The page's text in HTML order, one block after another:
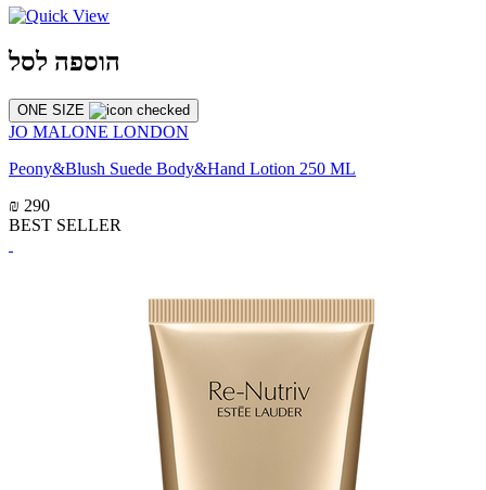
הוספה לסל
ONE SIZE
JO MALONE LONDON
Peony&Blush Suede Body&Hand Lotion 250 ML
₪ 290
BEST SELLER